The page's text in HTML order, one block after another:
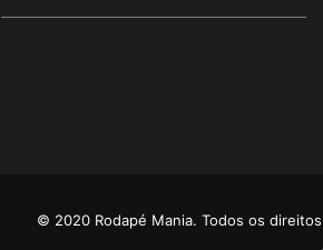
© 2020 Rodapé Mania. Todos os